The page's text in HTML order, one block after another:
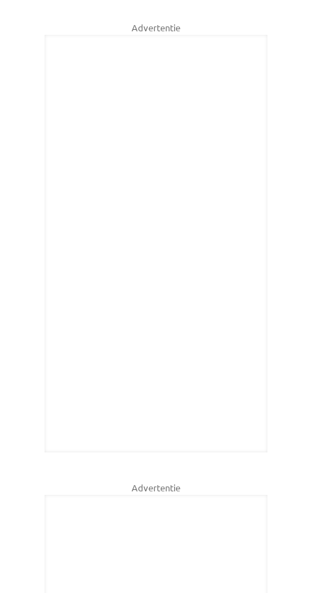
Advertentie
Advertentie